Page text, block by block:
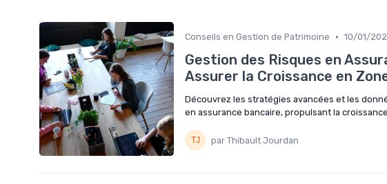
Conseils en Gestion de Patrimoine • 10/01/
Gestion des Risques en
Assurer la Croissance en
Découvrez les stratégies avancées et les
en assurance bancaire, propulsant la
par Thibault Jourdan